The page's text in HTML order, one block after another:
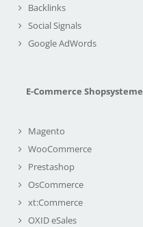
Backlinks
Social Signals
Google AdWords
E-Commerce Shopsysteme
Magento
WooCommerce
Prestashop
OsCommerce
xt:Commerce
OXID eSales